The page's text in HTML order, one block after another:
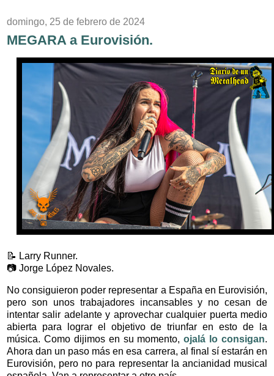
domingo, 25 de febrero de 2024
MEGARA a Eurovisión.
📝 Larry Runner.
📷 Jorge López Novales.
No consiguieron poder representar a España en Eurovisión,
pero son unos trabajadores incansables y no cesan de
intentar salir adelante y aprovechar cualquier puerta medio
abierta para lograr el objetivo de triunfar en esto de la
música. Como dijimos en su momento,ojalá lo consigan.
Ahora dan un paso más en esa carrera, al final sí estarán en
Eurovisión, pero no para representar la ancianidad musical